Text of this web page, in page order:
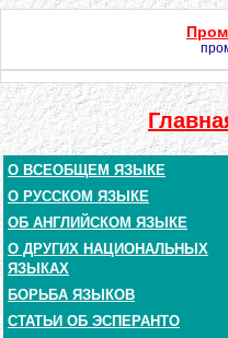
О ВСЕОБЩЕМ ЯЗЫКЕ
О РУССКОМ ЯЗЫКЕ
ОБ АНГЛИЙСКОМ ЯЗЫКЕ
О ДРУГИХ НАЦИОНАЛЬНЫХ
ЯЗЫКАХ
БОРЬБА ЯЗЫКОВ
СТАТЬИ ОБ ЭСПЕРАНТО